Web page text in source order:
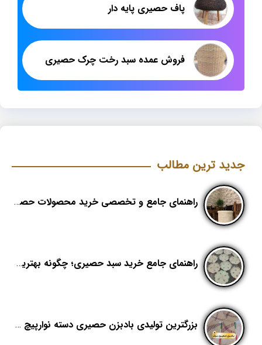
پاف حصیری پایه دار
فروش عمده سبد رخت چرک حصیری
جدید ترین مطالب
راهنمای جامع و تخصصی خرید محصولات حصیری؛ هنر اصیل در دکوراسیون مدرن (بخش اول)
راهنمای جامع خرید سبد حصیری؛ چگونه بهترین کیفیت را در «هدیکا» تشخیص دهیم؟
بزرگترین تولیدی بادبزن حصیری دسته نوارپیچ در ایران با اسم برند هدیکا